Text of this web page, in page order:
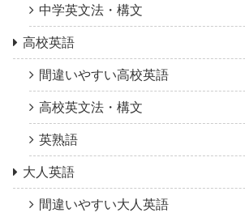
中学英文法・構文
高校英語
間違いやすい高校英語
高校英文法・構文
英熟語
大人英語
間違いやすい大人英語